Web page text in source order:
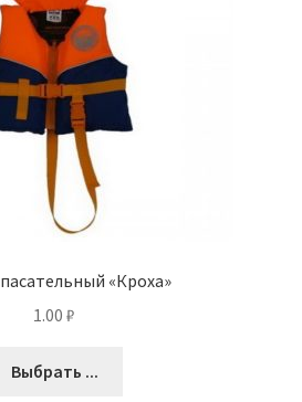
«Кроха»
1.00 ₽
Выбрать ...